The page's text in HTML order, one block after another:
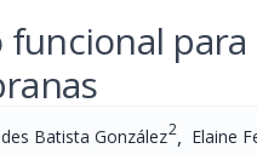
para
Batista González2, Elaine